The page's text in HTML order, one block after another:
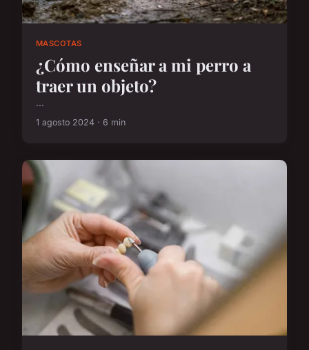
MASCOTAS
¿Cómo enseñar a mi perro a
traer un objeto?
...
1 agosto 2024 · 6 min